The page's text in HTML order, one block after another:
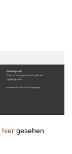
hier gesehen